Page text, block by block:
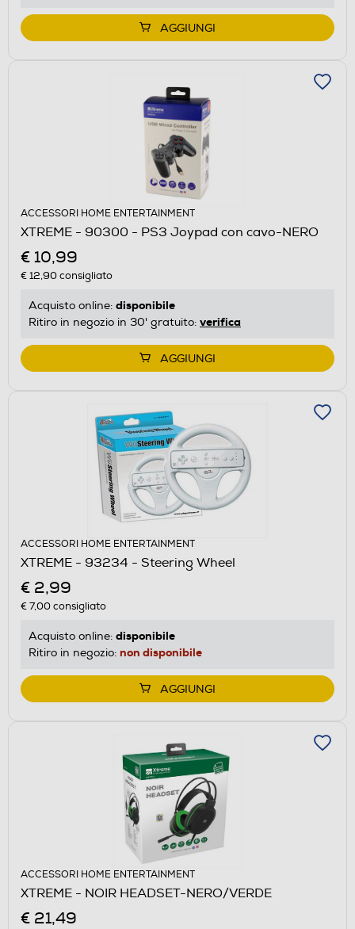
AGGIUNGI
ACCESSORI HOME ENTERTAINMENT
XTREME - 90300 - PS3 Joypad con cavo-NERO
€ 10,99
€ 12,90consigliato
Acquisto online: disponibile
Ritiro in negozio in 30' gratuito: verifica
AGGIUNGI
ACCESSORI HOME ENTERTAINMENT
XTREME - 93234 - Steering Wheel
€ 2,99
€ 7,00consigliato
Acquisto online: disponibile
Ritiro in negozio: non disponibile
AGGIUNGI
ACCESSORI HOME ENTERTAINMENT
XTREME - NOIR HEADSET-NERO/VERDE
€ 21,49